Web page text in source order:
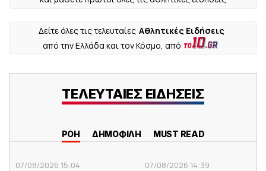
Δείτε όλες τις τελευταίες Αθλητικές Ειδήσεις
από την Ελλάδα και τον Κόσμο, από
ΤΕΛΕΥΤΑΙΕΣ ΕΙΔΗΣΕΙΣ
ΡΟΗ ΔΗΜΟΦΙΛΗ MUST READ
07/08/2026 15:04 07/08/2026 14:39